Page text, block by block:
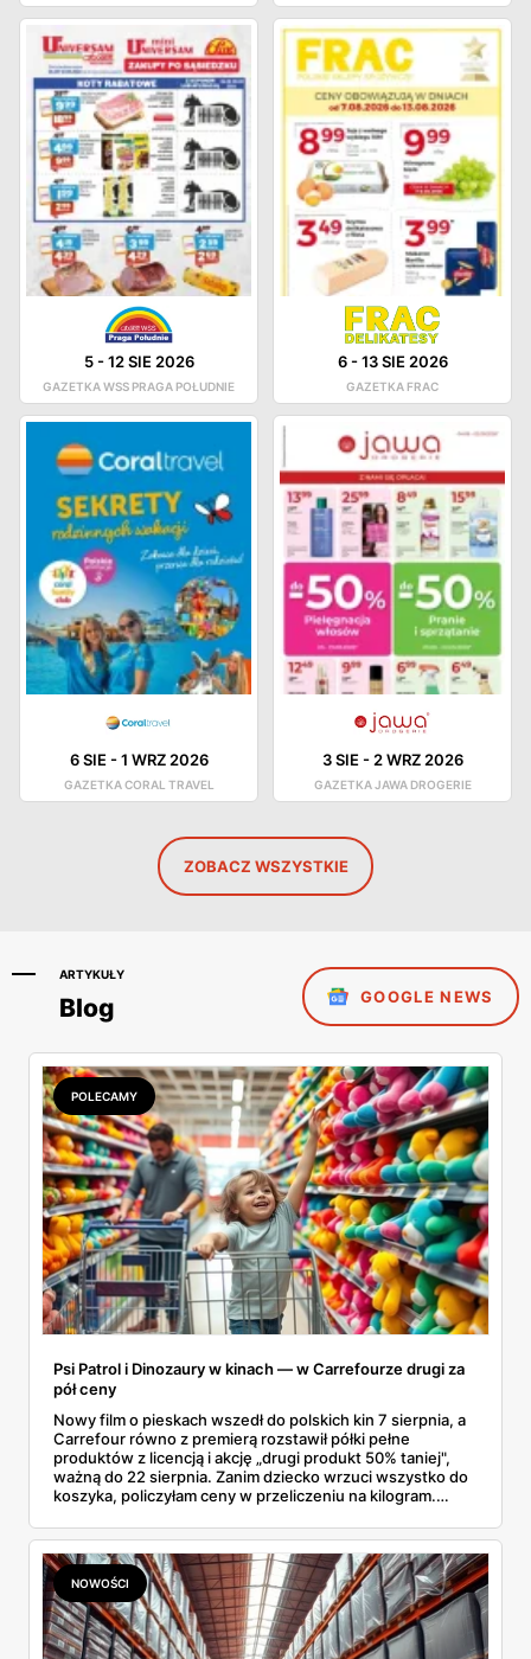
5-12 SIE 2026
GAZETKA WSS PRAGA POŁUDNIE
6-13 SIE 2026
GAZETKA FRAC
6 SIE -1 WRZ 2026
GAZETKA CORAL TRAVEL
3 SIE - 2 WRZ 2026
GAZETKA JAWA DROGERIE
ZOBACZ WSZYSTKIE
ARTYKUŁY
Blog GOOGLE NEWS
POLECAMY
Psi Patrol i Dinozaury w kinach — w Carrefourze drugi za
pół ceny
Nowy film o pieskach wszedł do polskich kin 7 sierpnia, a
Carrefour równo z premierą rozstawił półki pełne
produktów z licencją i akcję „drugi produkt 50% taniej",
ważną do 22 sierpnia. Zanim dziecko wrzuci wszystko do
koszyka, policzyłam ceny w przeliczeniu na kilogram.
prawie 140 zł za kilogram, ale lody do mrożenia i rurki
waflowe bronią się nawet bez rabatu.
NOWOŚCI